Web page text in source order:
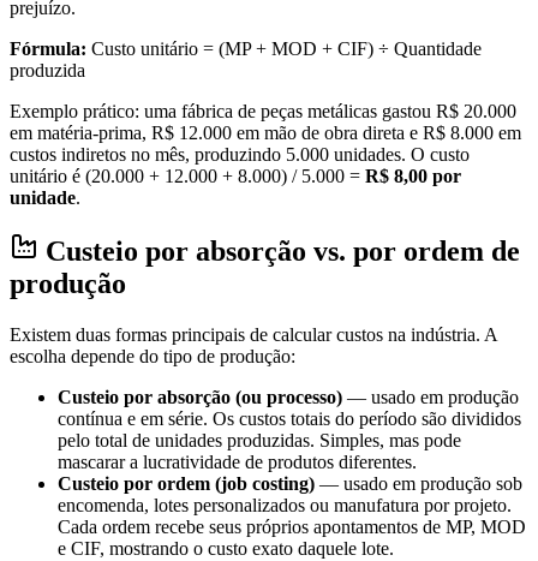
prejuízo.
Fórmula: Custo unitário = (MP + MOD + CIF) ÷ Quantidade
produzida
Exemplo prático: uma fábrica de peças metálicas gastou R$ 20.000
em matéria-prima, R$ 12.000 em mão de obra direta e R$ 8.000 em
custos indiretos no mês, produzindo 5.000 unidades. O custo
unitário é (20.000 + 12.000 + 8.000) / 5.000 = R$ 8,00 por
unidade.
Custeio por absorção vs. por ordem de
produção
Existem duas formas principais de calcular custos na indústria. A
escolha depende do tipo de produção:
Custeio por absorção (ou processo) — usado em produção
contínua e em série. Os custos totais do período são divididos
pelo total de unidades produzidas. Simples, mas pode
mascarar a lucratividade de produtos diferentes.
Custeio por ordem (job costing) — usado em produção sob
encomenda, lotes personalizados ou manufatura por projeto.
Cada ordem recebe seus próprios apontamentos de MP, MOD
e CIF, mostrando o custo exato daquele lote.